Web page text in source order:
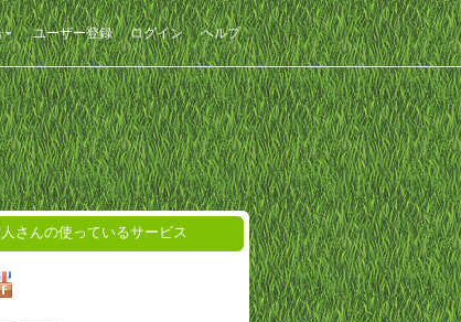
ユーザー登録 ログイン ヘルプ
さんの使っているサービス